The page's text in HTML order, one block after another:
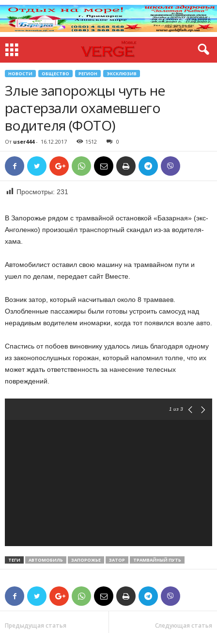
НОВОСТИ ОБЩЕСТВО РЕГИОН ЭКСКЛЮЗИВ
Злые запорожцы чуть не
растерзали охамевшего
водителя (ФОТО)
От user444- 16.12.2017 1512 0
Просмотры: 231
В Запорожье рядом с трамвайной остановкой «Базарная» (экс-
Анголенко) произошёл транспортный скандал из-за водителя-
хама.
Автомобилист оставил свою машину на трамвайном пути и
ушел по делам, передает сайт Вместе.
Возник затор, который насчитывал около 8 трамваев.
Озлобленные пассажиры были готовы устроить самосуд над
нерадивым водителем иномарки, когда тот появился возле авто.
Спастись от побоев виновнику удалось лишь благодаря одному
из законопослушных горожан, который напомнил толпе, что их
может ждать ответственность за нанесение телесных
повреждений.
1 из 3
ТЕГИ АВТОМОБИЛЬ ЗАПОРОЖЬЕ ЗАТОР ТРАМВАЙНЫЙ ПУТЬ
Предыдущая статья Следующая статья